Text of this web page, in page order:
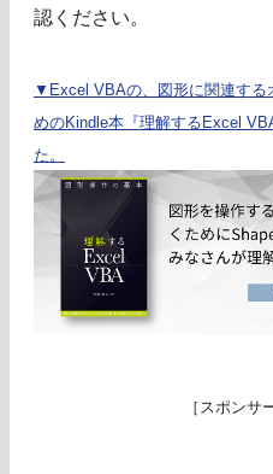
認ください。
▼Excel VBAの、図形に関連する
めのKindle本『理解するExcel
た。
［スポンサ